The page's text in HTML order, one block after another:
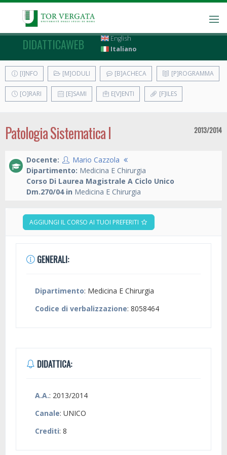
DIDATTICAWEB
English
Italiano
[I]NFO [M]ODULI [B]ACHECA [P]ROGRAMMA
[O]RARI [E]SAMI E[V]ENTI [F]ILES
Patologia Sistematica I 2013/2014
Docente:
Mario Cazzola
Dipartimento: Medicina E Chirurgia
Corso Di Laurea Magistrale A Ciclo Unico
Dm.270/04 in Medicina E Chirurgia
AGGIUNGI IL CORSO AI TUOI PREFERITI
GENERALI:
Dipartimento: Medicina E Chirurgia
Codice di verbalizzazione: 8058464
DIDATTICA:
A.A.: 2013/2014
Canale: UNICO
Crediti: 8